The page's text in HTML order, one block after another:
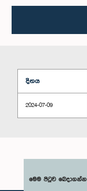
දිනය
2024-07-09
මෙම පිටුව බෙදාගන්න